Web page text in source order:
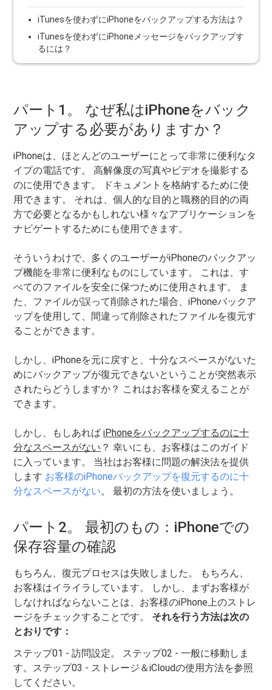
iTunesを使わずにiPhoneをバックアップする方法は？
iTunesを使わずにiPhoneメッセージをバックアップす
るには？
パート1。 なぜ私はiPhoneをバック
アップする必要がありますか？
iPhoneは、ほとんどのユーザーにとって非常に便利なタ
イプの電話です。 高解像度の写真やビデオを撮影する
のに使用できます。 ドキュメントを格納するために使
用できます。 それは、個人的な目的と職務的目的の両
方で必要となるかもしれない様々なアプリケーションを
ナビゲートするためにも使用できます。
そういうわけで、多くのユーザーがiPhoneのバックアッ
プ機能を非常に便利なものにしています。 これは、す
べてのファイルを安全に保つために使用されます。 ま
た、ファイルが誤って削除された場合、iPhoneバックア
ップを使用して、間違って削除されたファイルを復元す
ることができます。
しかし、iPhoneを元に戻すと、十分なスペースがないた
めにバックアップが復元できないということが突然表示
されたらどうしますか？ これはお客様を変えることが
できます。
しかし、もしあればiPhoneをバックアップするのに十
分なスペースがない ？ 幸いにも、お客様はこのガイド
に入っています。 当社はお客様に問題の解決法を提供
します お客様のiPhoneバックアップを復元するのに十
分なスペースがない。 最初の方法を使いましょう。
パート2。 最初のもの：iPhoneでの
保存容量の確認
もちろん、復元プロセスは失敗しました。 もちろん、
お客様はイライラしています。 しかし、まずお客様が
しなければならないことは、お客様のiPhone上のストレ
ージをチェックすることです。 それを行う方法は次の
とおりです：
ステップ01 - 訪問設定。 ステップ02 - 一般に移動しま
す。ステップ03 - ストレージ＆iCloudの使用方法を参照
してください。